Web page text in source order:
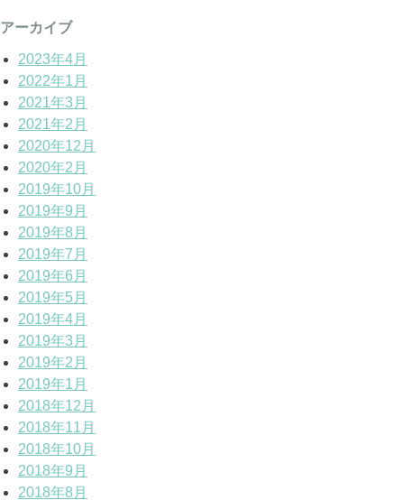
アーカイブ
2023年4月
2022年1月
2021年3月
2021年2月
2020年12月
2020年2月
2019年10月
2019年9月
2019年8月
2019年7月
2019年6月
2019年5月
2019年4月
2019年3月
2019年2月
2019年1月
2018年12月
2018年11月
2018年10月
2018年9月
2018年8月